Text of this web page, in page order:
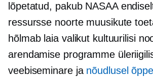
lõpetatud, pakub NASAA
ressursse noorte muusikute
hõlmab laia valikut kultuurilisi
arendamise programme
veebiseminare ja nõudlusel